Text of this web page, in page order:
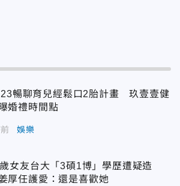
暢聊育兒經鬆口2胎計畫 玖壹壹健
婚禮時間點
娛樂
女友台大「3碩1博」學歷遭疑造
厚任護愛：還是喜歡她